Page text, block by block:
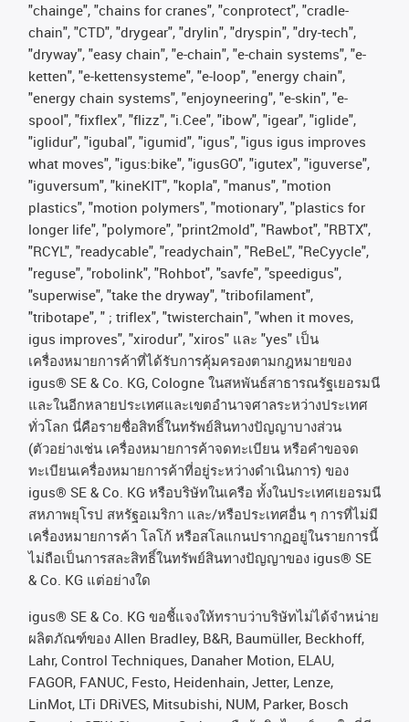
"chainge", "chains for cranes", "conprotect", "cradle-
chain", "CTD", "drygear", "drylin", "dryspin", "dry-tech",
"dryway", "easy chain", "e-chain", "e-chain systems", "e-
ketten", "e-kettensysteme", "e-loop", "energy chain",
"energy chain systems", "enjoyneering", "e-skin", "e-
spool", "fixflex", "flizz", "i.Cee", "ibow", "igear", "iglide",
"iglidur", "igubal", "igumid", "igus", "igus igus improves
what moves", "igus:bike", "igusGO", "igutex", "iguverse",
"iguversum", "kineKIT", "kopla", "manus", "motion
plastics", "motion polymers", "motionary", "plastics for
longer life", "polymore", "print2mold", "Rawbot", "RBTX",
"RCYL", "readycable", "readychain", "ReBeL", "ReCyycle",
"reguse", "robolink", "Rohbot", "savfe", "speedigus",
"superwise", "take the dryway", "tribofilament",
"tribotape", " ; triflex", "twisterchain", "when it moves,
igus improves", "xirodur", "xiros" และ "yes" เป็น
เครื่องหมายการค้าที่ได้รับการคุ้มครองตามกฎหมายของ
igus® SE & Co. KG, Cologne ในสหพันธ์สาธารณรัฐเยอรมนี
และในอีกหลายประเทศและเขตอํานาจศาลระหว่างประเทศ
ทั่วโลก นี่คือรายชื่อสิทธิ์ในทรัพย์สินทางปัญญาบางส่วน
(ตัวอย่างเช่น เครื่องหมายการค้าจดทะเบียน หรือคำขอจด
ทะเบียนเครื่องหมายการค้าที่อยู่ระหว่างดำเนินการ) ของ
igus® SE & Co. KG หรือบริษัทในเครือ ทั้งในประเทศเยอรมนี
สหภาพยุโรป สหรัฐอเมริกา และ/หรือประเทศอื่น ๆ การที่ไม่มี
เครื่องหมายการค้า โลโก้ หรือสโลแกนปรากฏอยู่ในรายการนี้
ไม่ถือเป็นการสละสิทธิ์ในทรัพย์สินทางปัญญาของ igus® SE
& Co. KG แต่อย่างใด
igus® SE & Co. KG ขอชี้แจงให้ทราบว่าบริษัทไม่ได้จําหน่าย
ผลิตภัณฑ์ของ Allen Bradley, B&R, Baumüller, Beckhoff,
Lahr, Control Techniques, Danaher Motion, ELAU,
FAGOR, FANUC, Festo, Heidenhain, Jetter, Lenze,
LinMot, LTi DRiVES, Mitsubishi, NUM, Parker, Bosch